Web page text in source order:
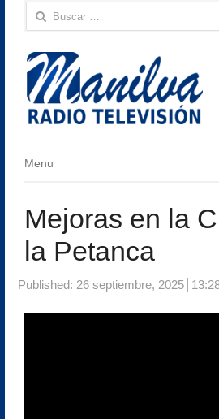
Buscar:
Menu
Menu
Mejoras en la
la Petanca
Published: 26 septiembre, 2025